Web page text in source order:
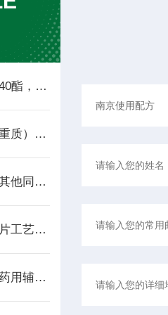
药用硬脂酸聚烃氧40酯，算是个冷门的辅料吗
药用级液状石蜡（重质）药典技术参数
药用辅料辛酸钠和其他同类辅料区别
药用淀粉在直接压片工艺中的常见问题与解决方案
丙二醇作为常用的药用辅料有哪些用途